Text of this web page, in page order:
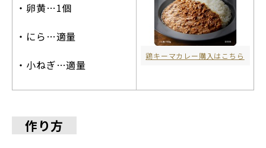
・卵黄…1個
・にら…適量
・小ねぎ…適量
鶏キーマカレー購入はこちら
作り方